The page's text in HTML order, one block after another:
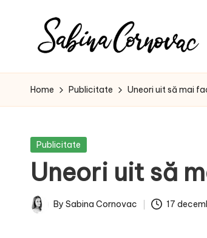
S
a
i
n
a
creator
de
de
16
ani
Home Publicitate Uneori uit să mai
Posted
Publicitate
Uneori uit să
Posted
By Sabina Cornovac 17